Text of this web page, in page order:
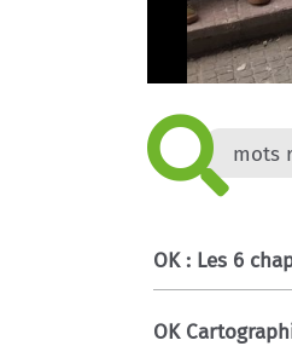
OK : Les 6
OK